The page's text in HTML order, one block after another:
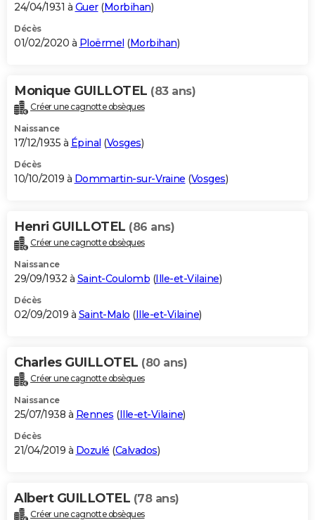
24/04/1931 à Guer(Morbihan)
Décès
01/02/2020 à Ploërmel (Morbihan)
Monique GUILLOTEL (83 ans)
Créer une cagnotte obsèques
Naissance
17/12/1935 à Épinal (Vosges)
Décès
10/10/2019 à Dommartin-sur-Vraine (Vosges)
Henri GUILLOTEL (86 ans)
Créer une cagnotte obsèques
Naissance
29/09/1932 à Saint-Coulomb (Ille-et-Vilaine)
Décès
02/09/2019 à Saint-Malo (Ille-et-Vilaine)
Charles GUILLOTEL (80 ans)
Créer une cagnotte obsèques
Naissance
25/07/1938 à Rennes (Ille-et-Vilaine)
Décès
21/04/2019 à Dozulé (Calvados)
Albert GUILLOTEL (78 ans)
Créer une cagnotte obsèques